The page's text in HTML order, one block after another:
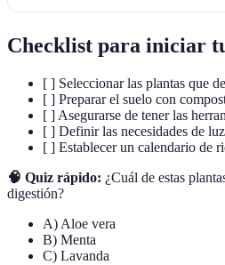
Checklist para iniciar
[ ] Seleccionar las plantas que
[ ] Preparar el suelo con
[ ] Asegurarse de tener las
[ ] Definir las necesidades de
[ ] Establecer un calendario de
🧠 Quiz rápido: ¿Cuál de estas
digestión?
A) Aloe vera
B) Menta
C) Lavanda